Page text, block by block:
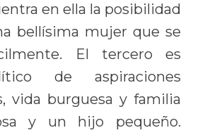
en ella la posibilidad
bellísima mujer que se
El tercero es
de aspiraciones
vida burguesa y familia
y un hijo pequeño.